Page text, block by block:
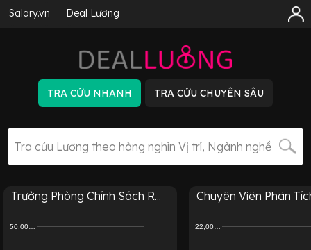
Salary.vn Deal Lương
Trưởng Phòng Chính Sách R...
50,00…
Chuyên Viên Phân
22,00…